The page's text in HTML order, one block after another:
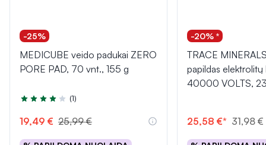
-25%
MEDICUBE veido padukai ZERO
PORE PAD, 70 vnt., 155 g
Įvertinimas 4.0 iš 5
(1)
19,49 € 25,99 €
-20% *
TRACE
papildas elektrolitų
40000 VOLTS,
25,58 €* 31,98 €